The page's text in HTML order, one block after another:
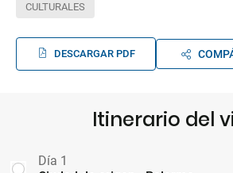
CULTURALES
DESCARGAR PDF
Itinerario del
Día 1